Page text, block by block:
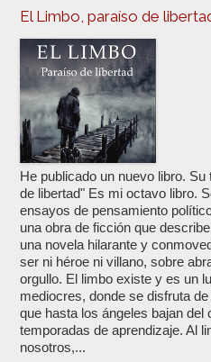
El Limbo, paraíso de
He publicado un nuevo libro.
de libertad" Es mi octavo libro.
ensayos de pensamiento
una obra de ficción que
una novela hilarante y
ser ni héroe ni villano, sobre
orgullo. El limbo existe y es un
mediocres, donde se disfruta
que hasta los ángeles bajan del
temporadas de aprendizaje. Al
nosotros,...